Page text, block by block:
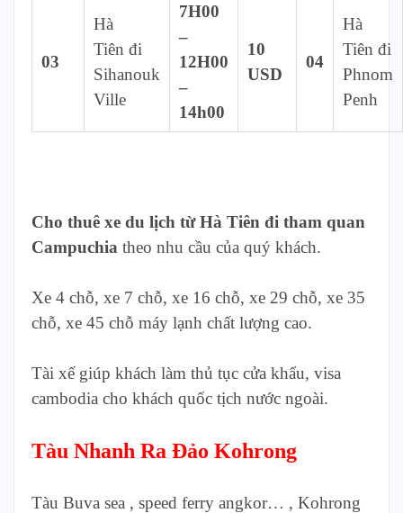
03
Hà
Tiên đi
Sihanouk
Ville
7H00
–
12H00
–
14h00
10
USD
04
Hà
Tiên đi
Phnom
Penh
Cho thuê xe du lịch từ Hà Tiên đi tham quan
Campuchia theo nhu cầu của quý khách.
Xe 4 chỗ, xe 7 chỗ, xe 16 chỗ, xe 29 chỗ, xe 35
chỗ, xe 45 chỗ máy lạnh chất lượng cao.
Tài xế giúp khách làm thủ tục cửa khẩu, visa
cambodia cho khách quốc tịch nước ngoài.
Tàu Nhanh Ra Đảo Kohrong
Tàu Buva sea , speed ferry angkor… , Kohrong